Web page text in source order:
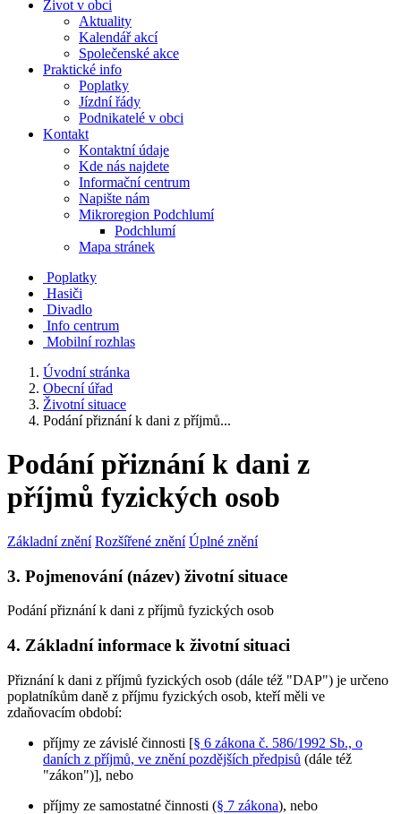
Život v obci
Aktuality
Kalendář akcí
Společenské akce
Praktické info
Poplatky
Jízdní řády
Podnikatelé v obci
Kontakt
Kontaktní údaje
Kde nás najdete
Informační centrum
Napište nám
Mikroregion Podchlumí
Podchlumí
Mapa stránek
Poplatky
Hasiči
Divadlo
Info centrum
Mobilní rozhlas
Úvodní stránka
Obecní úřad
Životní situace
Podání přiznání k dani z příjmů...
Podání přiznání k dani z
příjmů fyzických osob
Základní znění Rozšířené znění Úplné znění
3. Pojmenování (název) životní situace
Podání přiznání k dani z příjmů fyzických osob
4. Základní informace k životní situaci
Přiznání k dani z příjmů fyzických osob (dále též "DAP") je určeno
poplatníkům daně z příjmu fyzických osob, kteří měli ve
zdaňovacím období:
příjmy ze závislé činnosti [§ 6 zákona č. 586/1992 Sb., o
daních z příjmů, ve znění pozdějších předpisů (dále též
"zákon")], nebo
příjmy ze samostatné činnosti (§ 7 zákona), nebo